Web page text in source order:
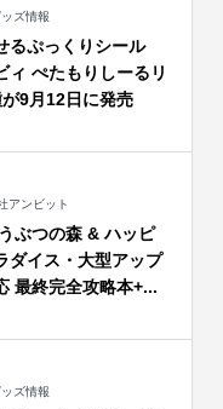
ッズ情報
るぷっくりシール
ィ ぺたもりしーるリ
9月12日に発売
アンビット
ぶつの森 & ハッピ
ダイス・大型アップ
最終完全攻略本+...
ッズ情報